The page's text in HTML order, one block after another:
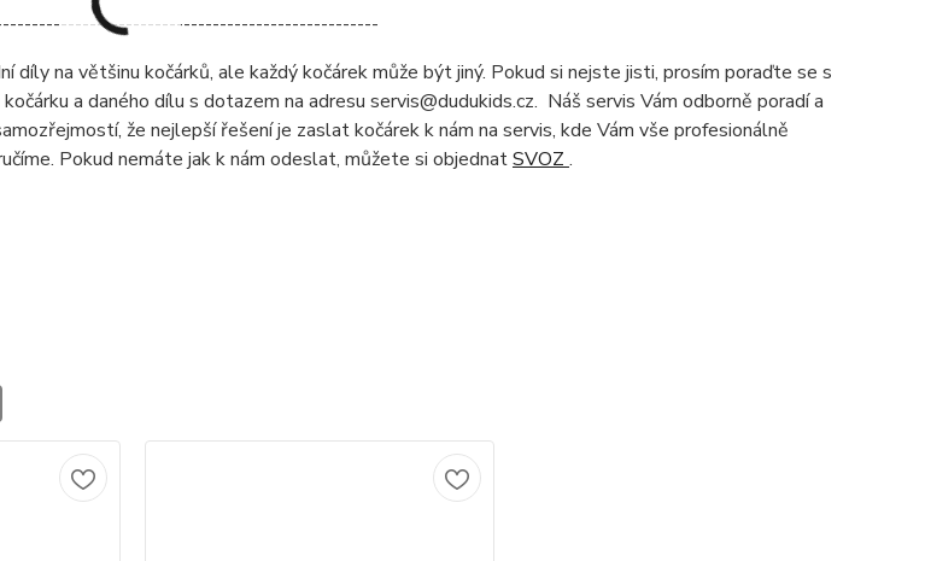
díly na většinu kočárků, ale každý kočárek může být jiný. Pokud si nejste jisti, prosím poraďte se s
a daného dílu s dotazem na adresu servis@dudukids.cz. Náš servis Vám odborně poradí a
že nejlepší řešení je zaslat kočárek k nám na servis, kde Vám vše profesionálně
Pokud nemáte jak k nám odeslat, můžete si objednatSVOZ .